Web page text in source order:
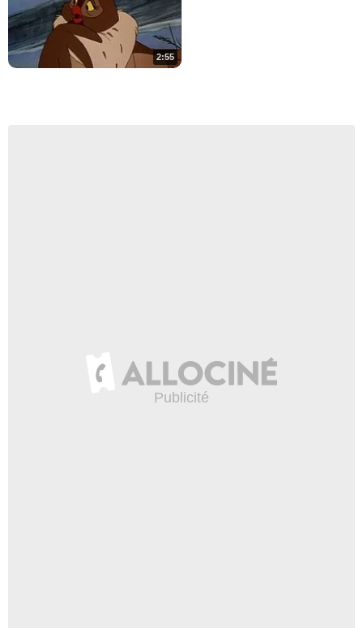
2:55